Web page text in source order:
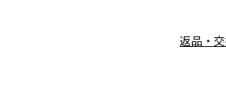
返品・